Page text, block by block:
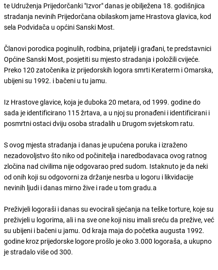
te Udruženja Prijedorčanki "Izvor" danas je obilježena 18. godišnjica
stradanja nevinih Prijedorčana obilaskom jame Hrastova glavica, kod
sela Podvidača u općini Sanski Most.
Članovi porodica poginulih, rodbina, prijatelji i građani, te predstavnici
Općine Sanski Most, posjetiti su mjesto stradanja i položili cvijeće.
Preko 120 zatočenika iz prijedorskih logora smrti Keraterm i Omarska,
ubijeni su 1992. i bačeni u tu jamu.
Iz Hrastove glavice, koja je duboka 20 metara, od 1999. godine do
sada je identificirano 115 žrtava, a u njoj su pronađeni i identificirani i
posmrtni ostaci dviju osoba stradalih u Drugom svjetskom ratu.
S ovog mjesta stradanja i danas je upućena poruka i izraženo
nezadovoljstvo što niko od počinitelja i naredbodavaca ovog ratnog
zločina nad civilima nije odgovarao pred sudom. Istaknuto je da neki
od onih koji su odgovorni za držanje nesrba u logoru i likvidacije
nevinih ljudi i danas mirno žive i rade u tom gradu.a
Preživjeli logoraši i danas su evocirali sjećanja na teške torture, koje su
preživjeli u logorima, ali i na sve one koji nisu imali sreću da prežive, već
su ubijeni i bačeni u jamu. Od kraja maja do početka augusta 1992.
godine kroz prijedorske logore prošlo je oko 3.000 logoraša, a ukupno
je stradalo više od 300.